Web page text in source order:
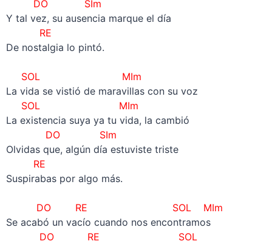
DO SIm
Y tal vez, su ausencia marque el día
RE
De nostalgia lo pintó.
SOL MIm
La vida se vistió de maravillas con su voz
SOL MIm
La existencia suya ya tu vida, la cambió
DO SIm
Olvidas que, algún día estuviste triste
RE
Suspirabas por algo más.
DO RE SOL MIm
Se acabó un vacío cuando nos encontramos
DO RE SOL